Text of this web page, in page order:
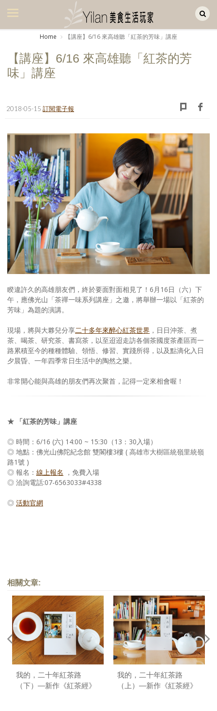
美食集
廚房集
旅遊美食集
書房集
日記簿
餐桌週記
享樂隨手拍
照相簿
影音區
創意出版服務
歷史區
關於Yilan
個人著作
活動實況記錄
媒體報導一覽
合作與代言
Home 【講座】6/16 來高雄聽「紅茶的芳味」講座
【講座】6/16 來高雄聽「紅茶的芳
味」講座
2018-05-15 訂閱電子報
睽違許久的高雄朋友們，終於要面對面相見了！6月16日（六）下
午，應佛光山「茶禪一味系列講座」之邀，將舉辦一場以「紅茶的
芳味」為題的演講。
現場，將與大夥兒分享二十多年來醉心紅茶世界 ，日日沖茶、煮
茶、喝茶、研究茶、書寫茶，以至迢迢走訪各個茶國度茶產區而一
路累積至今的種種體驗、領悟、修習、實踐所得，以及點滴化入日
夕晨昏、一年四季常日生活中的陶然之樂。
非常開心能與高雄的朋友們再次聚首，記得一定來相會喔！
★ 「紅茶的芳味」講座
◎ 時間：6/16 (六) 14:00 ~ 15:30（13：30入場）
◎ 地點：佛光山佛陀紀念館 雙閣樓3樓 ( 高雄市大樹區統嶺里統嶺
路1號 )
◎ 報名： 線上報名
，免費入場
◎ 洽詢電話:07-6563033#4338
◎ 活動官網
相關文章:
我的，二十年紅茶路
（下）—新作《紅茶經》
我的，二十年紅茶路
（上）—新作《紅茶經》